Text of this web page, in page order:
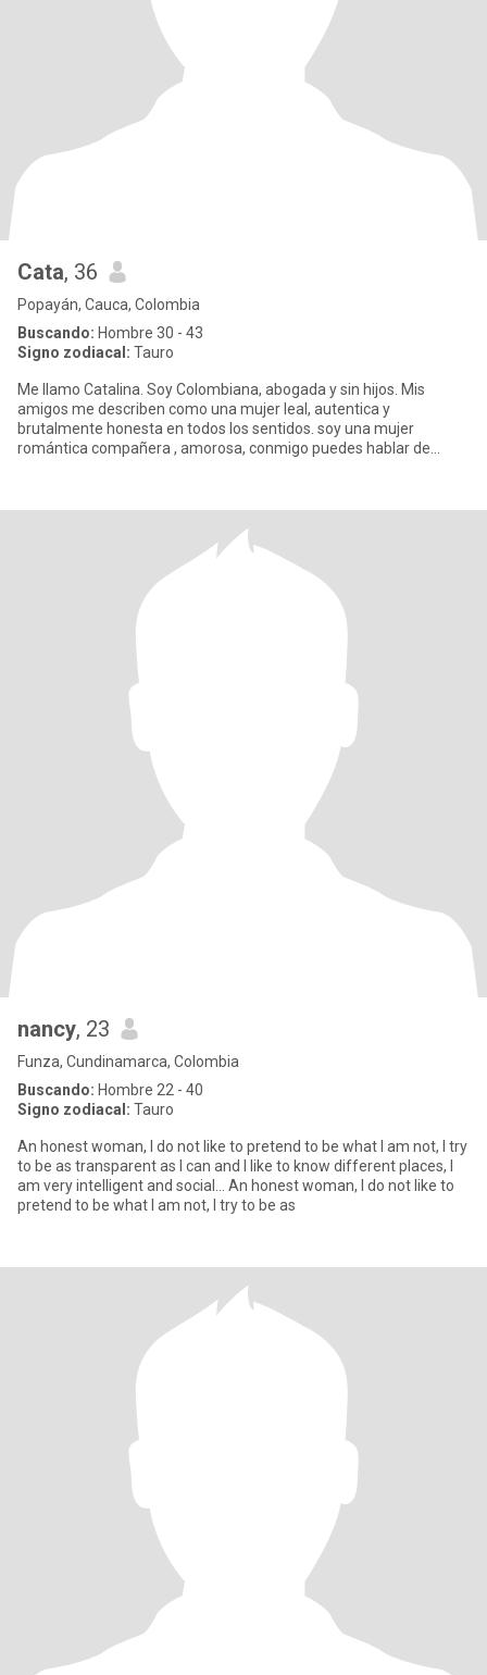
Cata, 36
Popayán, Cauca, Colombia
Buscando: Hombre 30 - 43
Signo zodiacal: Tauro
Me llamo Catalina. Soy Colombiana, abogada y sin hijos. Mis
amigos me describen como una mujer leal, autentica y
brutalmente honesta en todos los sentidos. soy una mujer
romántica compañera , amorosa, conmigo puedes hablar de
nancy, 23
Funza, Cundinamarca, Colombia
Buscando: Hombre 22 - 40
Signo zodiacal: Tauro
An honest woman, I do not like to pretend to be what I am not, I try
to be as transparent as I can and I like to know different places, I
am very intelligent and social... An honest woman, I do not like to
pretend to be what I am not, I try to be as